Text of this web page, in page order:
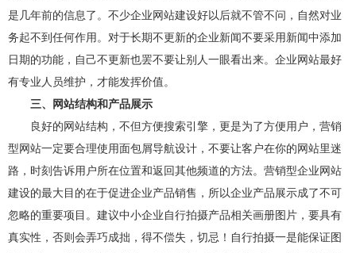
是几年前的信息了。不少企业网站建设好以后就不管不问，自然对业
务起不到任何作用。对于长期不更新的企业新闻不要采用新闻中添加
日期的功能，自己不更新也罢不要让别人一眼看出来。企业网站最好
有专业人员维护，才能发挥价值。
三、网站结构和产品展示
良好的网站结构，不但方便搜索引擎，更是为了方便用户，营销
型网站一定要合理使用面包屑导航设计，不要让客户在你的网站里迷
路，时刻告诉用户所在位置和返回其他频道的方法。营销型企业网站
建设的最大目的在于促进企业产品销售，所以企业产品展示成了不可
忽略的重要项目。建议中小企业自行拍摄产品相关画册图片，要具有
真实性，否则会弄巧成拙，得不偿失，切忌！自行拍摄一是能保证图